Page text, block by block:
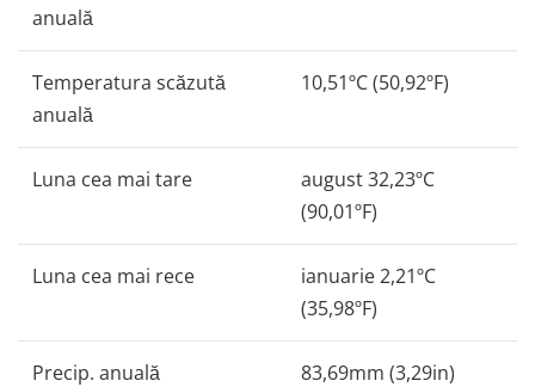
anuală
Temperatura scăzută
anuală
10,51ºC (50,92ºF)
Luna cea mai tare
august 32,23ºC
(90,01ºF)
Luna cea mai rece
ianuarie 2,21ºC
(35,98ºF)
Precip. anuală 83,69mm (3,29in)